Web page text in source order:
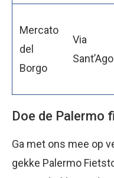
Mercato
del
Borgo
Via
Doe de Palermo
Ga met ons mee op
gekke Palermo